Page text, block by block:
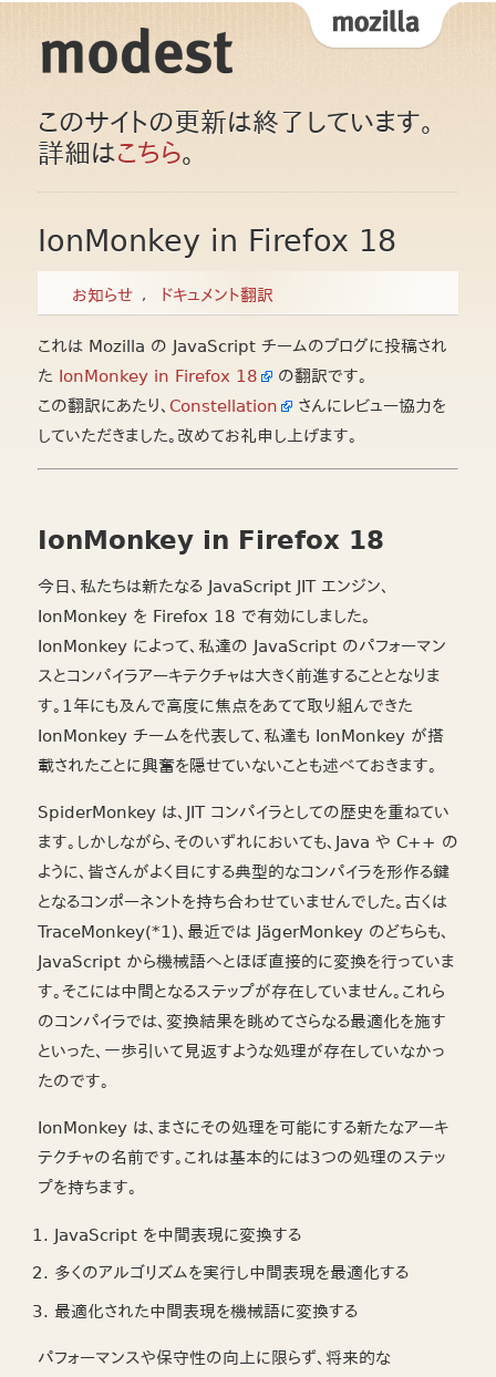
このサイトの更新は終了しています。
詳細はこちら。
IonMonkey in Firefox 18
お知らせ ドキュメント翻訳
これは Mozilla の JavaScript チームのブログに投稿され
た IonMonkey in Firefox 18
の翻訳です。
この翻訳にあたり、 Constellation
さんにレビュー協力を
していただきました。改めてお礼申し上げます。
IonMonkey in Firefox 18
今日、私たちは新たなる JavaScript JIT エンジン、
IonMonkey を Firefox 18 で有効にしました。
IonMonkey によって、私達の JavaScript のパフォーマン
スとコンパイラアーキテクチャは大きく前進することとなりま
す。1年にも及んで高度に焦点をあてて取り組んできた
IonMonkey チームを代表して、私達も IonMonkey が搭
載されたことに興奮を隠せていないことも述べておきます。
SpiderMonkey は、JIT コンパイラとしての歴史を重ねてい
ます。しかしながら、そのいずれにおいても、Java や C++ の
ように、皆さんがよく目にする典型的なコンパイラを形作る鍵
となるコンポーネントを持ち合わせていませんでした。古くは
TraceMonkey(*1)、最近では JägerMonkey のどちらも、
JavaScript から機械語へとほぼ直接的に変換を行っていま
す。そこには中間となるステップが存在していません。これら
のコンパイラでは、変換結果を眺めてさらなる最適化を施す
といった、一歩引いて見返すような処理が存在していなかっ
たのです。
IonMonkey は、まさにその処理を可能にする新たなアーキ
テクチャの名前です。これは基本的には3つの処理のステッ
プを持ちます。
JavaScript を中間表現に変換する
多くのアルゴリズムを実行し中間表現を最適化する
最適化された中間表現を機械語に変換する
パフォーマンスや保守性の向上に限らず、将来的な